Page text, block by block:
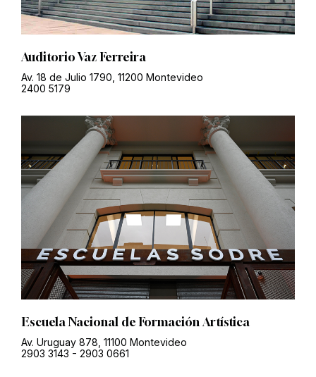
Auditorio Vaz Ferreira
Av. 18 de Julio 1790, 11200 Montevideo
2400 5179
Escuela Nacional de Formación Artística
Av. Uruguay 878, 11100 Montevideo
2903 3143 - 2903 0661